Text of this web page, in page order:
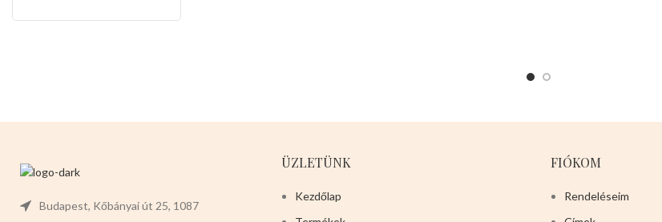
Budapest, Kőbányai út 25, 1087
ÜZLETÜNK
Kezdőlap
FIÓKOM
Rendeléseim